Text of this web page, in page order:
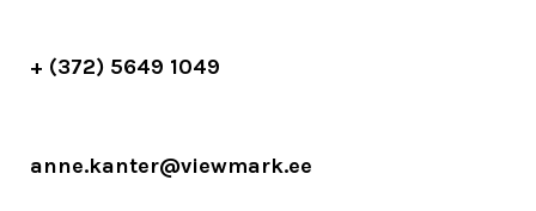
+ (372) 5649 1049
anne.kanter@viewmark.ee